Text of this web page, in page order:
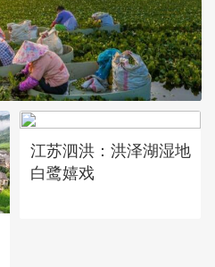
江苏泗洪：洪泽湖湿地
白鹭嬉戏